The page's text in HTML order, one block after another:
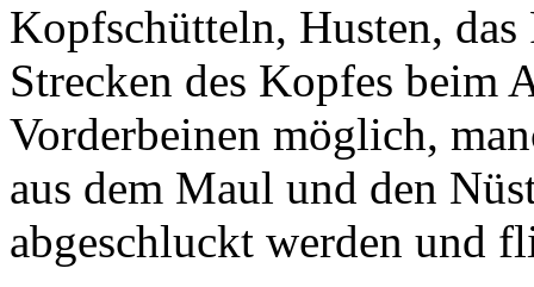
Kopfschütteln, Husten,
Strecken des Kopfes beim
Vorderbeinen möglich,
aus dem Maul und den
abgeschluckt werden und